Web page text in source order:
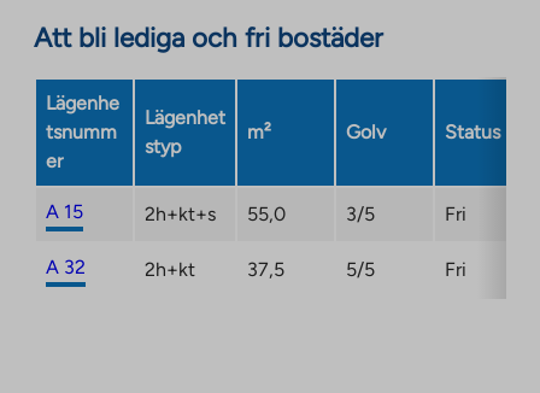
in
new
Att bli lediga och fri bostäder
Lägenhe
tsnumm
er
Lägenhet
styp
m² Golv Status
A 15 2h+kt+s 55,0 3/5 Fri
A 32 2h+kt 37,5 5/5 Fri